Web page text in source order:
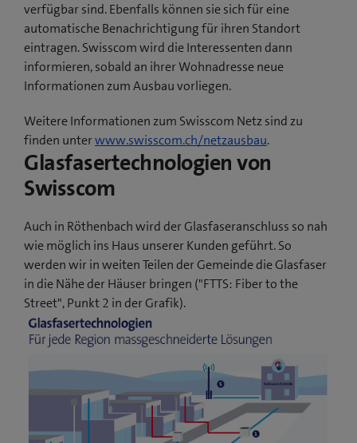
verfügbar sind. Ebenfalls können sie sich für eine
automatische Benachrichtigung für ihren Standort
eintragen. Swisscom wird die Interessenten dann
informieren, sobald an ihrer Wohnadresse neue
Informationen zum Ausbau vorliegen.
Weitere Informationen zum Swisscom Netz sind zu
finden unterwww.swisscom.ch/netzausbau.
Glasfasertechnologien von
Swisscom
Auch in Röthenbach wird der Glasfaseranschluss so nah
wie möglich ins Haus unserer Kunden geführt. So
werden wir in weiten Teilen der Gemeinde die Glasfaser
in die Nähe der Häuser bringen ("FTTS: Fiber to the
Street", Punkt 2 in der Grafik).